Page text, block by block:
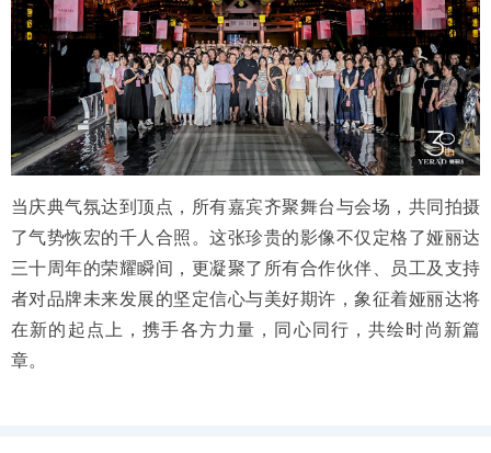
当庆典气氛达到顶点，所有嘉宾齐聚舞台与会场，共同拍摄
了气势恢宏的千人合照。这张珍贵的影像不仅定格了娅丽达
三十周年的荣耀瞬间，更凝聚了所有合作伙伴、员工及支持
者对品牌未来发展的坚定信心与美好期许，象征着娅丽达将
在新的起点上，携手各方力量，同心同行，共绘时尚新篇
章。